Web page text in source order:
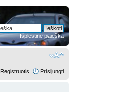
Išplėstinė paieška
Registruotis Prisijungti